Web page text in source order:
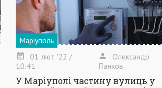
Маріуполь
01 лют '22 /
10:41
Олександр
Панков
У Маріуполі частину вулиць у